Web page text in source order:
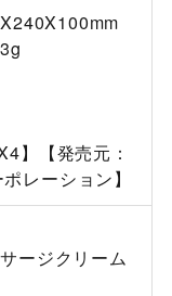
】【発売元：
レーション】
ージクリーム